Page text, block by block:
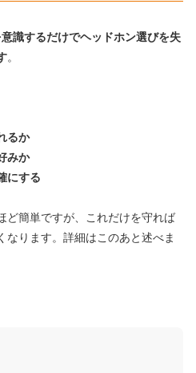
識するだけでヘッドホン選びを失
。
るか
みか
にする
ど簡単ですが、これだけを守れば
なります。詳細はこのあと述べま